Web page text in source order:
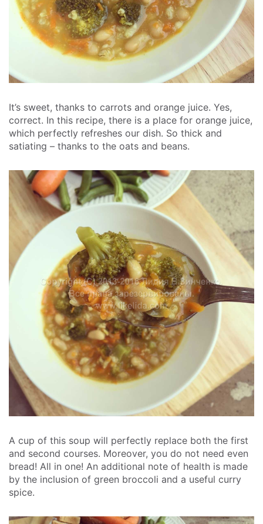
It’s sweet, thanks to carrots and orange juice. Yes,
correct. In this recipe, there is a place for orange juice,
which perfectly refreshes our dish. So thick and
satiating – thanks to the oats and beans.
A cup of this soup will perfectly replace both the first
and second courses. Moreover, you do not need even
bread! All in one! An additional note of health is made
by the inclusion of green broccoli and a useful curry
spice.